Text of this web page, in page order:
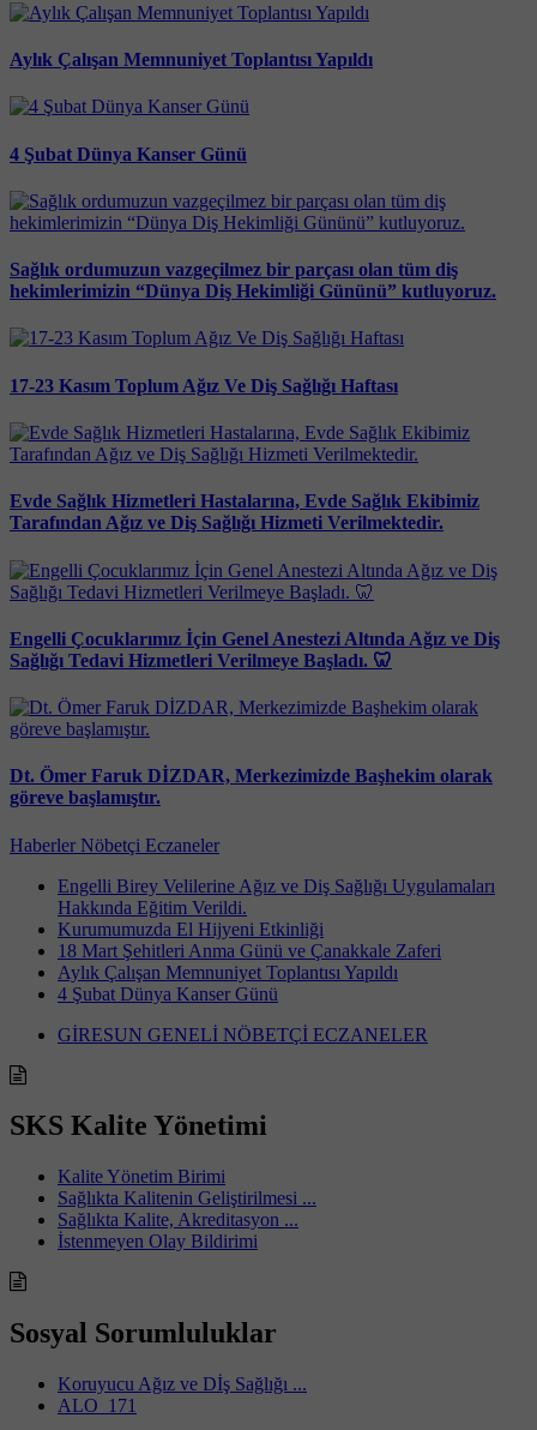
Aylık Çalışan Memnuniyet Toplantısı Yapıldı
4 Şubat Dünya Kanser Günü
Sağlık ordumuzun vazgeçilmez bir parçası olan tüm diş
hekimlerimizin “Dünya Diş Hekimliği Gününü” kutluyoruz.
17-23 Kasım Toplum Ağız Ve Diş Sağlığı Haftası
Evde Sağlık Hizmetleri Hastalarına, Evde Sağlık Ekibimiz
Tarafından Ağız ve Diş Sağlığı Hizmeti Verilmektedir.
Engelli Çocuklarımız İçin Genel Anestezi Altında Ağız ve Diş
Sağlığı Tedavi Hizmetleri Verilmeye Başladı. 🦷
Dt. Ömer Faruk DİZDAR, Merkezimizde Başhekim olarak
göreve başlamıştır.
Haberler Nöbetçi Eczaneler
Engelli Birey Velilerine Ağız ve Diş Sağlığı Uygulamaları
Hakkında Eğitim Verildi.
Kurumumuzda El Hijyeni Etkinliği
18 Mart Şehitleri Anma Günü ve Çanakkale Zaferi
Aylık Çalışan Memnuniyet Toplantısı Yapıldı
4 Şubat Dünya Kanser Günü
GİRESUN GENELİ NÖBETÇİ ECZANELER
SKS Kalite Yönetimi
Kalite Yönetim Birimi
Sağlıkta Kalitenin Geliştirilmesi ...
Sağlıkta Kalite, Akreditasyon ...
İstenmeyen Olay Bildirimi
Sosyal Sorumluluklar
Koruyucu Ağız ve Dİş Sağlığı ...
ALO_171